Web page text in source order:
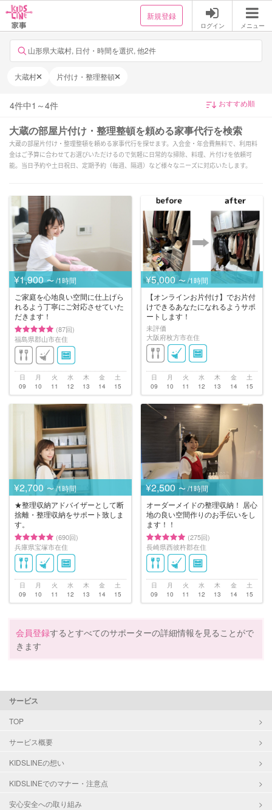
新規登録
ログイン メニュー
山形県大蔵村, 日付・時間を選択, 他2件
大蔵村 片付け・整理整頓
4件中1 ～4件
大蔵の部屋片付け・整理整頓を頼める家事代行を検索
大蔵の部屋片付け・整理整頓を頼める家事代行を探せます。入会金・年会費無料で、利用料
金はご予算に合わせてお選びいただけるので気軽に日常的な掃除、料理、片付けを依頼可
能。当日予約や土日祝日、定期予約（毎週、隔週）など様々なニーズに対応いたします。
¥1,900 〜 /1時間
ご家庭を心地良い空間に仕上げら
れるよう丁寧にご対応させていた
だきます！
(87回)
福島県郡山市在住
日
09
月
10
火
11
水
12
木
13
金
14
土
15
¥5,000 〜 /1時間
【オンラインお片付け】でお片付
けできるあなたになれるようサポ
ートします！
未評価
大阪府枚方市在住
日
09
月
10
火
11
水
12
木
13
金
14
土
15
¥2,700 〜 /1時間
★整理収納アドバイザーとして断
捨離・整理収納をサポート致しま
す。
(690回)
兵庫県宝塚市在住
日
09
月
10
火
11
水
12
木
13
金
14
土
15
¥2,500 〜 /1時間
オーダーメイドの整理収納！ 居心
地の良い空間作りのお手伝いをし
ます！！
(275回)
長崎県西彼杵郡在住
日
09
月
10
火
11
水
12
木
13
金
14
土
15
会員登録するとすべてのサポーターの詳細情報を見ることがで
きます
サービス
TOP
サービス概要
KIDSLINEの想い
KIDSLINEでのマナー・注意点
安心安全への取り組み